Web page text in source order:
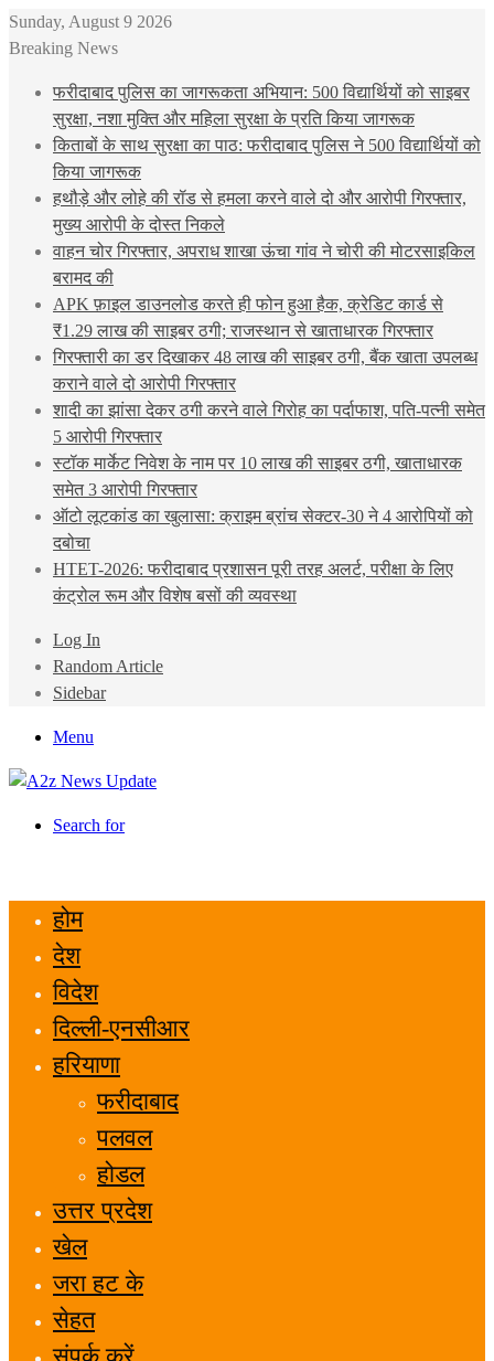
Sunday, August 9 2026
Breaking News
फरीदाबाद पुलिस का जागरूकता अभियान: 500 विद्यार्थियों को साइबर
सुरक्षा, नशा मुक्ति और महिला सुरक्षा के प्रति किया जागरूक
किताबों के साथ सुरक्षा का पाठ: फरीदाबाद पुलिस ने 500 विद्यार्थियों को
किया जागरूक
हथौड़े और लोहे की रॉड से हमला करने वाले दो और आरोपी गिरफ्तार,
मुख्य आरोपी के दोस्त निकले
वाहन चोर गिरफ्तार, अपराध शाखा ऊंचा गांव ने चोरी की मोटरसाइकिल
बरामद की
APK फ़ाइल डाउनलोड करते ही फोन हुआ हैक, क्रेडिट कार्ड से
₹1.29 लाख की साइबर ठगी; राजस्थान से खाताधारक गिरफ्तार
गिरफ्तारी का डर दिखाकर 48 लाख की साइबर ठगी, बैंक खाता उपलब्ध
कराने वाले दो आरोपी गिरफ्तार
शादी का झांसा देकर ठगी करने वाले गिरोह का पर्दाफाश, पति-पत्नी समेत
5 आरोपी गिरफ्तार
स्टॉक मार्केट निवेश के नाम पर 10 लाख की साइबर ठगी, खाताधारक
समेत 3 आरोपी गिरफ्तार
ऑटो लूटकांड का खुलासा: क्राइम ब्रांच सेक्टर-30 ने 4 आरोपियों को
दबोचा
HTET-2026: फरीदाबाद प्रशासन पूरी तरह अलर्ट, परीक्षा के लिए
कंट्रोल रूम और विशेष बसों की व्यवस्था
Log In
Random Article
Sidebar
Menu
Search for
होम
देश
विदेश
दिल्ली-एनसीआर
हरियाणा
फरीदाबाद
पलवल
होडल
उत्तर प्रदेश
खेल
जरा हट के
सेहत